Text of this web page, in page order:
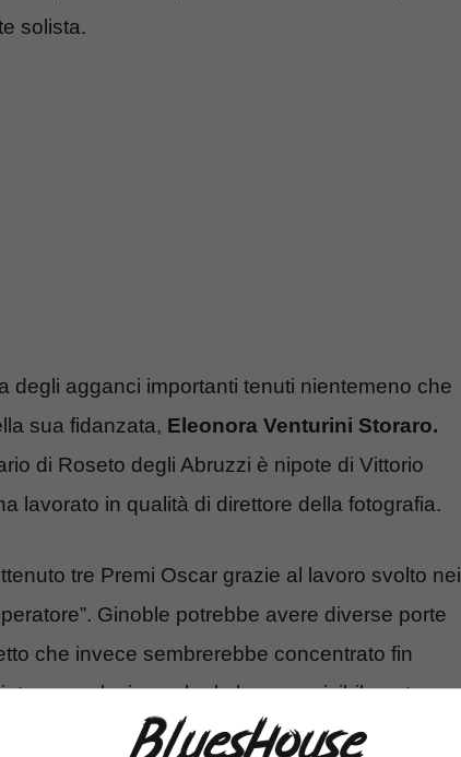
solista.
degli agganci importanti tenuti nientemeno che
sua fidanzata, Eleonora Venturini Storaro.
di Roseto degli Abruzzi è nipote di Vittorio
lavorato in qualità di direttore della fotografia.
tre Premi Oscar grazie al lavoro svolto nei
Ginoble potrebbe avere diverse porte
che invece sembrerebbe concentrato fin
una relazione che lo ha reso visibilmente
Bertolini.